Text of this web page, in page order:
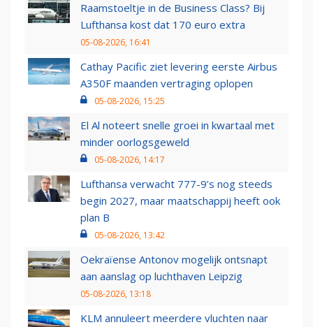
Raamstoeltje in de Business Class? Bij
Lufthansa kost dat 170 euro extra
05-08-2026, 16:41
Cathay Pacific ziet levering eerste Airbus
A350F maanden vertraging oplopen
05-08-2026, 15:25
El Al noteert snelle groei in kwartaal met
minder oorlogsgeweld
05-08-2026, 14:17
Lufthansa verwacht 777-9’s nog steeds
begin 2027, maar maatschappij heeft ook
plan B
05-08-2026, 13:42
Oekraïense Antonov mogelijk ontsnapt
aan aanslag op luchthaven Leipzig
05-08-2026, 13:18
KLM annuleert meerdere vluchten naar